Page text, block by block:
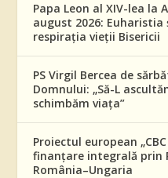
Papa Leon al XIV-lea la
august 2026:
respirația vieții Bisericii
PS Virgil Bercea de
Domnului: „Să-L
schimbăm viața”
Proiectul european
finanțare integrală prin
România–Ungaria